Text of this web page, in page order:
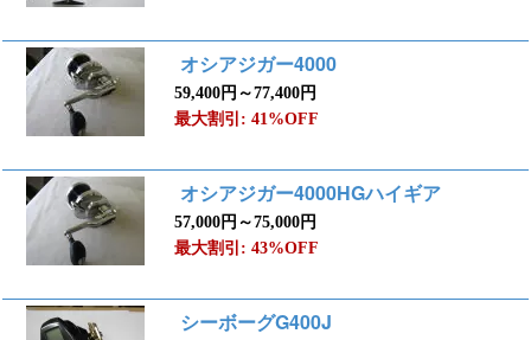
オシアジガー4000
59,400円～77,400円
最大割引: 41%OFF
オシアジガー4000HGハイギア
57,000円～75,000円
最大割引: 43%OFF
シーボーグG400J